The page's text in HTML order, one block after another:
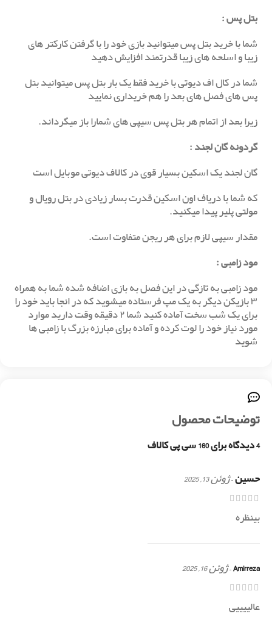
بتل پس :
شما با خرید بتل پس میتوانید بازی خود را با گرفتن کارکتر های
زیبا و اسلحه های زیبا قدرتمند افزایش دهید
شما در کال اف دیوتی با خرید فقط یک بار بتل پس میتوانید بتل
پس های فصل های بعد را هم خریداری نمایید
زیرا بعد از اتمام هر بتل پس سیپی های شمارا باز میگرداند.
گردونه گان لجند :
گان لجند یک اسکین بسیار قوی در کالاف دیوتی موبایل است
که شما با دریاف اون اسکین قدرت بسار زیادی در بتل رویال و
مولتی پلیر پیدا میکنید.
مقدار سیپی لازم برای هر ریجن متفاوت است.
مود زامبی :
مود زامبی به تازگی در این فصل به بازی اضافه شده شما به همراه
۳ بازیکن دیگر به یک مپ فرستاده میشوید که در انجا باید خود را
برای یک شب سخت آماده کنید شما ۲ دقیقه وقت دارید موارد
مورد نیاز خود را لوت کرده و آماده برای مبارزه بزرگ با زامبی ها
شوید
توضیحات محصول
4 دیدگاه برای 160 سی پی کالاف
حسین–ژوئن 13, 2025
بینظره
Amirreza
–ژوئن 16, 2025
عالییییی